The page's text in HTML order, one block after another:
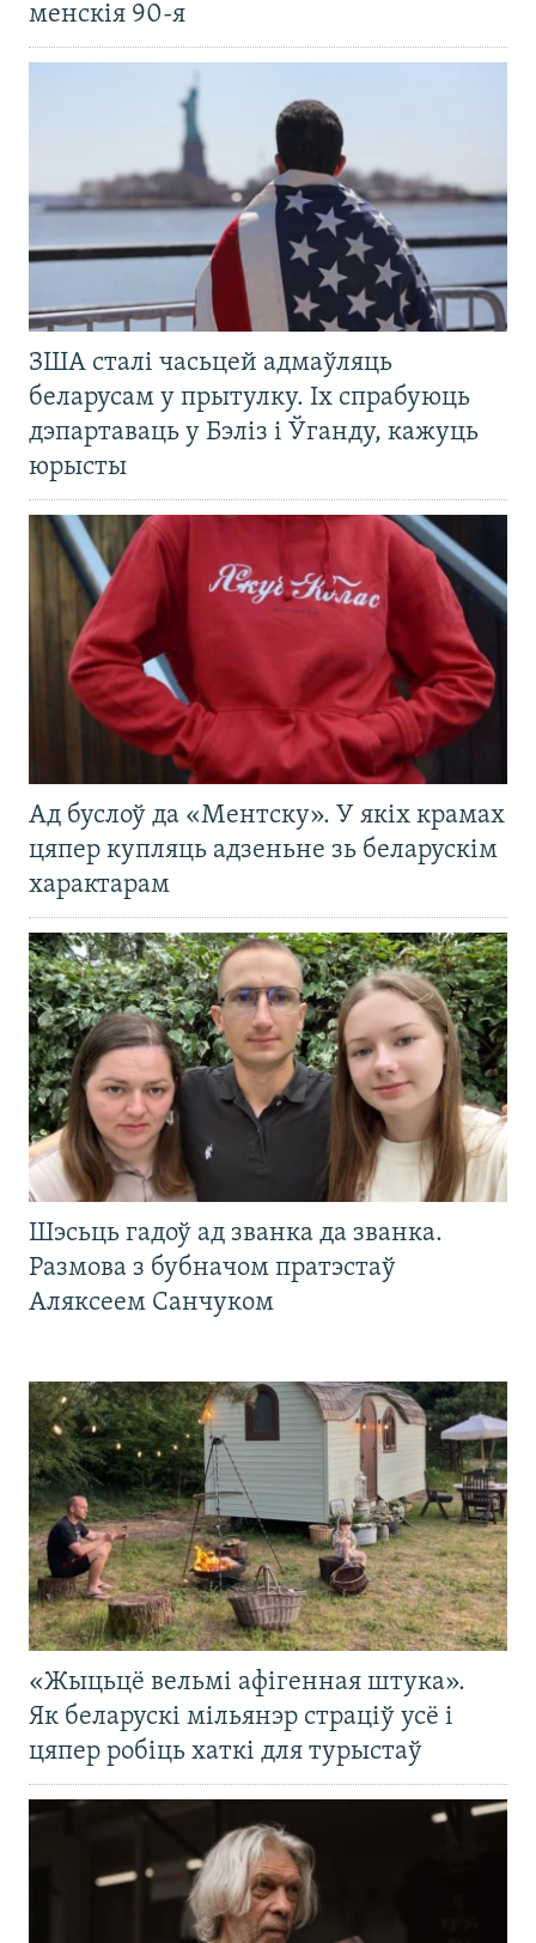
менскія 90-я
ЗША сталі часьцей адмаўляць
беларусам у прытулку. Іх спрабуюць
дэпартаваць у Бэліз і Ўганду, кажуць
юрысты
Ад буслоў да «Ментску». У якіх крамах
цяпер купляць адзеньне зь беларускім
характарам
Шэсьць гадоў ад званка да званка.
Размова з бубначом пратэстаў
Аляксеем Санчуком
«Жыцьцё вельмі афігенная штука».
Як беларускі мільянэр страціў усё і
цяпер робіць хаткі для турыстаў